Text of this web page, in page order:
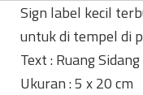
Sign label kecil
untuk di tempel di
Text : Ruang Sidang
Ukuran : 5 x 20 cm